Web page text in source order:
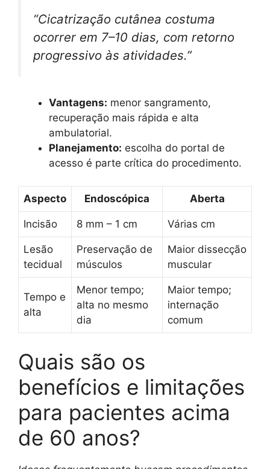
“Cicatrização cutânea costuma
ocorrer em 7–10 dias, com retorno
progressivo às atividades.”
Vantagens: menor sangramento,
recuperação mais rápida e alta
ambulatorial.
Planejamento: escolha do portal de
acesso é parte crítica do procedimento.
Aspecto Endoscópica Aberta
Incisão 8 mm – 1 cm Várias cm
Lesão
tecidual
Preservação de
músculos
Maior dissecção
muscular
Tempo e
alta
Menor tempo;
alta no mesmo
dia
Maior tempo;
internação
comum
Quais são os
benefícios e limitações
para pacientes acima
de 60 anos?